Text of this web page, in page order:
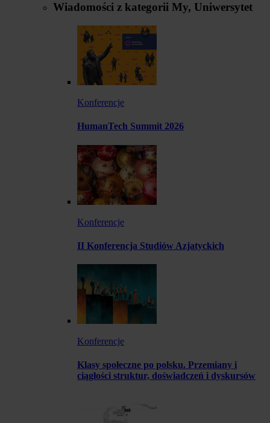
Wiadomości z kategorii My, Uniwersytet
Konferencje
HumanTech Summit 2026
Konferencje
II Konferencja Studiów Azjatyckich
Konferencje
Klasy społeczne po polsku. Przemiany i
ciągłości struktur, doświadczeń i dyskursów